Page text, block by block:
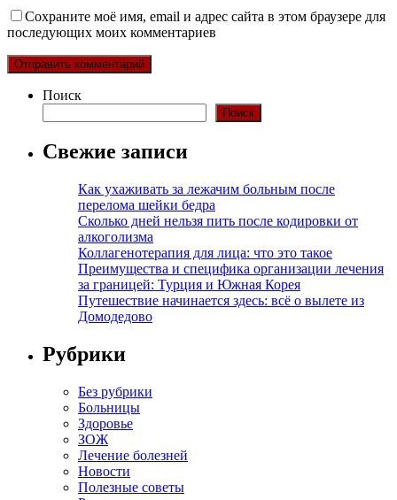
Сохраните моё имя, email и адрес сайта в этом браузере для
последующих моих комментариев
Поиск
Поиск
Свежие записи
Как ухаживать за лежачим больным после
перелома шейки бедра
Сколько дней нельзя пить после кодировки от
алкоголизма
Коллагенотерапия для лица: что это такое
Преимущества и специфика организации лечения
за границей: Турция и Южная Корея
Путешествие начинается здесь: всё о вылете из
Домодедово
Рубрики
Без рубрики
Больницы
Здоровье
ЗОЖ
Лечение болезней
Новости
Полезные советы